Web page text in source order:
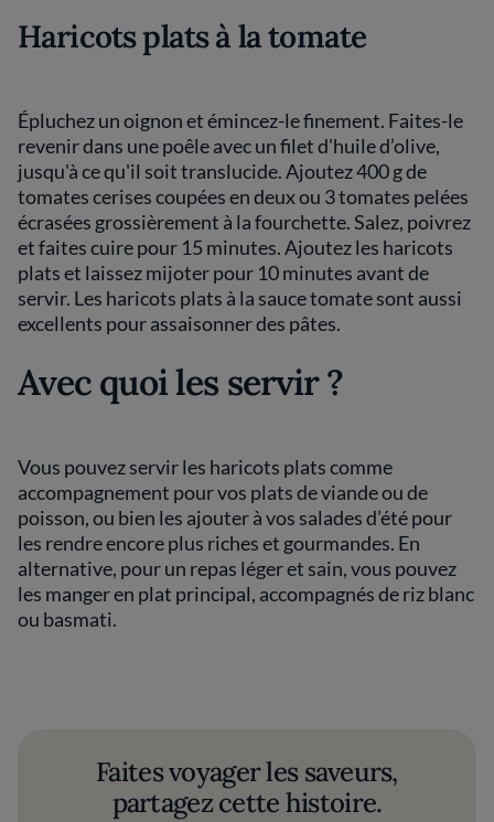
Haricots plats à la tomate
Épluchez un oignon et émincez-le finement. Faites-le
revenir dans une poêle avec un filet d'huile d’olive,
jusqu'à ce qu'il soit translucide. Ajoutez 400 g de
tomates cerises coupées en deux ou 3 tomates pelées
écrasées grossièrement à la fourchette. Salez, poivrez
et faites cuire pour 15 minutes. Ajoutez les haricots
plats et laissez mijoter pour 10 minutes avant de
servir. Les haricots plats à la sauce tomate sont aussi
excellents pour assaisonner des pâtes.
Avec quoi les servir ?
Vous pouvez servir les haricots plats comme
accompagnement pour vos plats de viande ou de
poisson, ou bien les ajouter à vos salades d’été pour
les rendre encore plus riches et gourmandes. En
alternative, pour un repas léger et sain, vous pouvez
les manger en plat principal, accompagnés de riz blanc
ou basmati.
Faites voyager les saveurs,
partagez cette histoire.